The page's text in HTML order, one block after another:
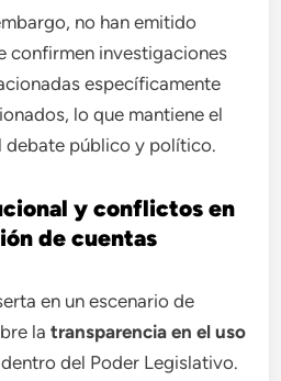
no han emitido
confirmen investigaciones
específicamente
lo que mantiene el
debate público y político.
y conflictos en
de cuentas
en un escenario de
latransparencia en el uso
dentro del Poder Legislativo.